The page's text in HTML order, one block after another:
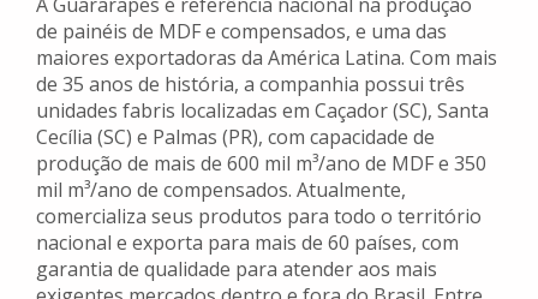
de painéis de MDF e compensados, e uma das
maiores exportadoras da América Latina. Com mais
de 35 anos de história, a companhia possui três
unidades fabris localizadas em Caçador (SC), Santa
Cecília (SC) e Palmas (PR), com capacidade de
produção de mais de 600 mil m³/ano de MDF e 350
mil m³/ano de compensados. Atualmente,
comercializa seus produtos para todo o território
nacional e exporta para mais de 60 países, com
garantia de qualidade para atender aos mais